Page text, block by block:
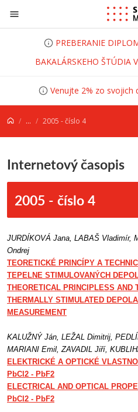
Prejsť na obsah
PREBERANIE
BAKALÁRSKEHO ŠTÚDIA
Venujte 2% zo svojich
... 2005 - číslo 4
Internetový časopis
2005 - číslo 4
JURDÍKOVÁ Jana, LABAŠ Vladimír,
Ondrej
TEORETICKÉ PRINCÍPY A
TEPELNE STIMULOVANÝCH
THEORETICAL PRINCIPLESS AND
THERMALLY STIMULATED
MEASUREMENT
KALUŽNÝ Ján, LEŽAL Dimitrij,
MARIANI Emil, ZAVADIL Jiří,
ELEKTRICKÉ A OPTICKÉ
PbCl2 - PbF2
ELECTRICAL AND OPTICAL
PbCl2 - PbF2